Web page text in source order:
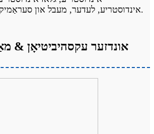
אינדוסטריע, לעדער, מעבל און סעראַמיק אינדוסטריע עטק.
אונדזער עקסהיביטיאָן &